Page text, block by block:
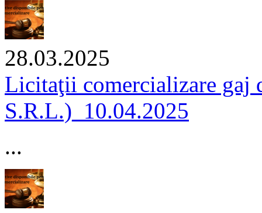
28.03.2025
Licitaţii comercializare
S.R.L.)_10.04.2025
...